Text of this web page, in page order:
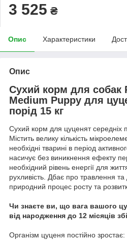
3 525 ₴
Опис Характеристики
Опис
Сухий корм для собак
Medium Puppy для
порід 15 кг
Сухий корм для цуценят середніх
Містить велику кількість
необхідні тварині в період
насичує без виникнення ефекту
необхідний рівень енергії для
рухливість. Дбає про травлення
природний процес росту та
Чи знаєте ви, що вага вашого
від народження до 12 місяців
Організм цуценя постійно